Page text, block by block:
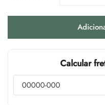
Calcular